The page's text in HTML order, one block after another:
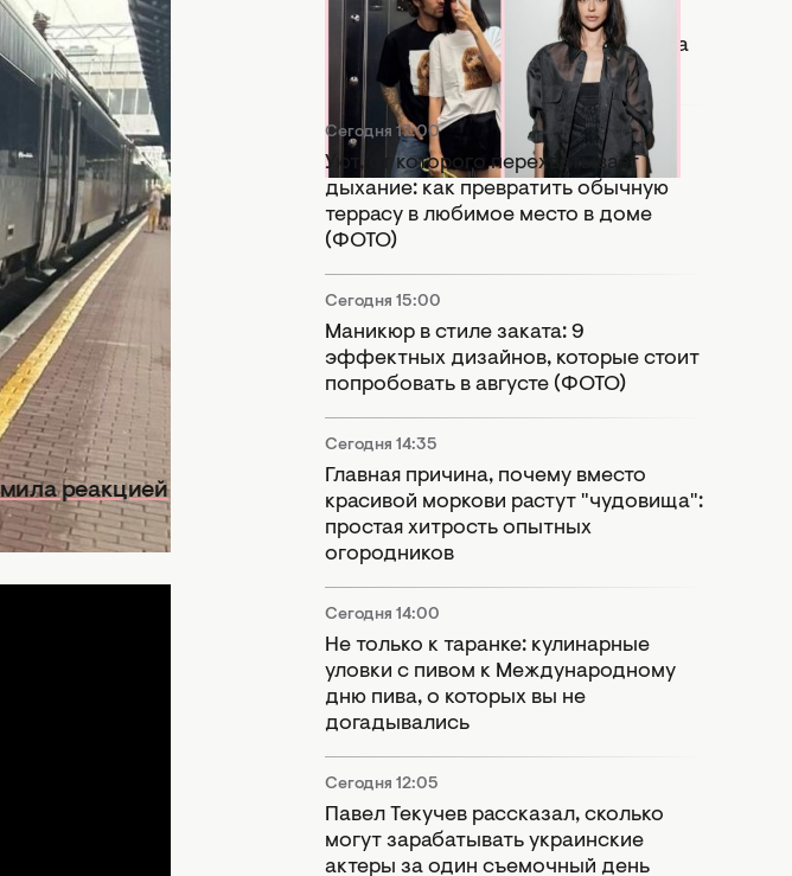
время
материале.
посвятила
реакцией
Копия бывшей: в Сети активно
сравнивают новую девушку Дантеса
с Дорофеевой (ФОТО)
Сегодня 17:00
Уют, от которого перехватывает
дыхание: как превратить обычную
террасу в любимое место в доме
(ФОТО)
Сегодня 15:00
Маникюр в стиле заката: 9
эффектных дизайнов, которые стоит
попробовать в августе (ФОТО)
Сегодня 14:35
Главная причина, почему вместо
красивой моркови растут "чудовища":
простая хитрость опытных
огородников
Сегодня 14:00
Не только к таранке: кулинарные
уловки с пивом к Международному
дню пива, о которых вы не
догадывались
Сегодня 12:05
Павел Текучев рассказал, сколько
могут зарабатывать украинские
актеры за один съемочный день